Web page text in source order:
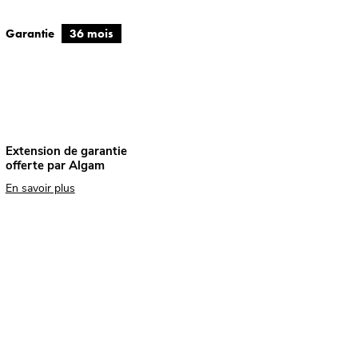
Garantie 36 mois
Extension de garantie
offerte par Algam
En savoir plus